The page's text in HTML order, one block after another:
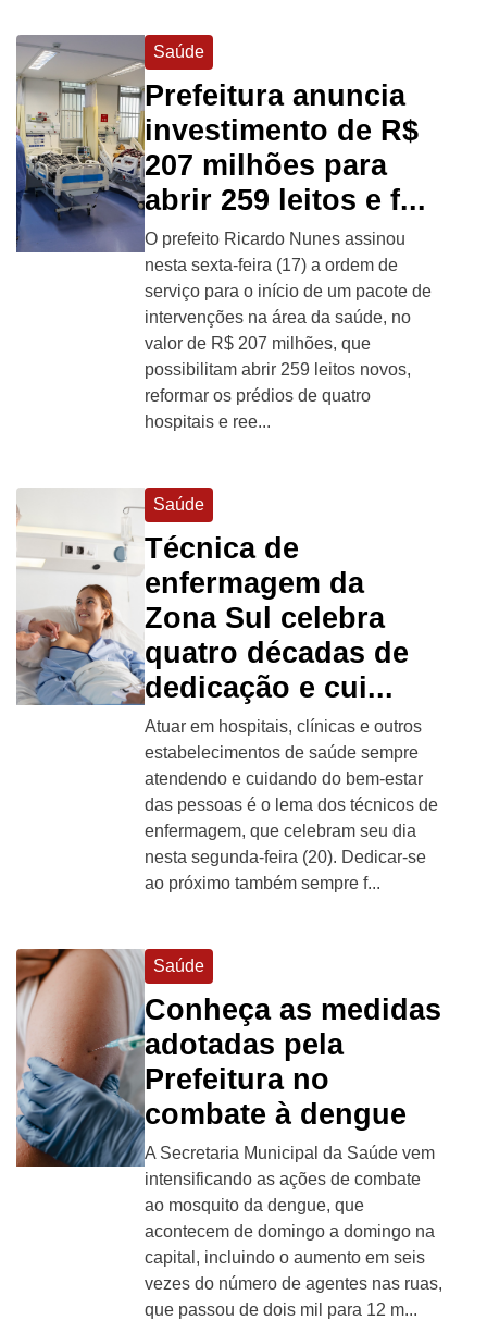
Saúde
Prefeitura anuncia
investimento de R$
207 milhões para
abrir 259 leitos e f...
O prefeito Ricardo Nunes assinou
nesta sexta-feira (17) a ordem de
serviço para o início de um pacote de
intervenções na área da saúde, no
valor de R$ 207 milhões, que
possibilitam abrir 259 leitos novos,
reformar os prédios de quatro
hospitais e ree...
Saúde
Técnica de
enfermagem da
Zona Sul celebra
quatro décadas de
dedicação e cui...
Atuar em hospitais, clínicas e outros
estabelecimentos de saúde sempre
atendendo e cuidando do bem-estar
das pessoas é o lema dos técnicos de
enfermagem, que celebram seu dia
nesta segunda-feira (20). Dedicar-se
ao próximo também sempre f...
Saúde
Conheça as medidas
adotadas pela
Prefeitura no
combate à dengue
A Secretaria Municipal da Saúde vem
intensificando as ações de combate
ao mosquito da dengue, que
acontecem de domingo a domingo na
capital, incluindo o aumento em seis
vezes do número de agentes nas ruas,
que passou de dois mil para 12 m...